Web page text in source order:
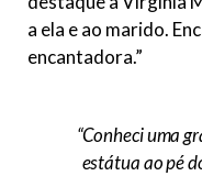
a ela e ao marido.
encantadora.”
“Conheci uma
estátua ao pé